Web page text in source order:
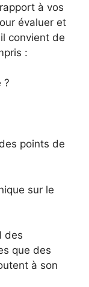
à vos
évaluer et
convient de
:
?
points de
sur le
des
que des
à son